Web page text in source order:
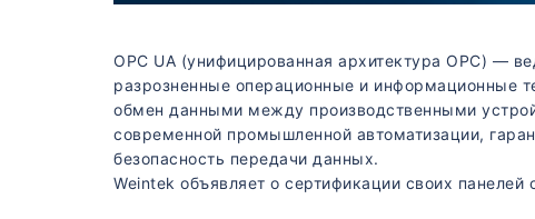
OPC UA (унифицированная архитектура OPC) —
разрозненные операционные и информационные
обмен данными между производственными
современной промышленной автоматизации,
безопасность передачи данных.
Weintek объявляет о сертификации своих панелей